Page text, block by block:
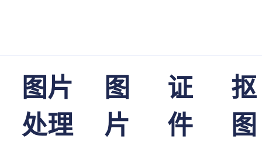
图片
处理
图
片
证
件
抠
图